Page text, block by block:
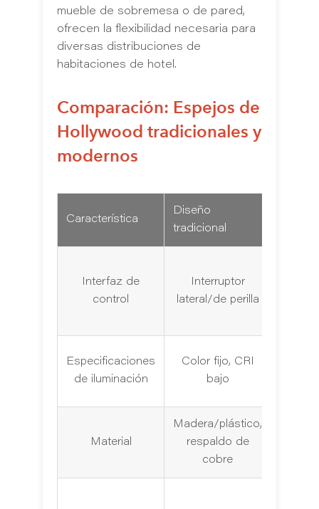
mueble de sobremesa o de pared,
ofrecen la flexibilidad necesaria para
diversas distribuciones de
habitaciones de hotel.
Comparación: Espejos de
Hollywood tradicionales y
modernos
Característica
Diseño
tradicional
Interfaz de
control
Interruptor
lateral/de perilla
Especificaciones
de iluminación
Color fijo, CRI
bajo
Material
Madera/plástico,
respaldo de
cobre